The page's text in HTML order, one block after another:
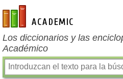
es-academic.com
Los diccionarios y las
Académico